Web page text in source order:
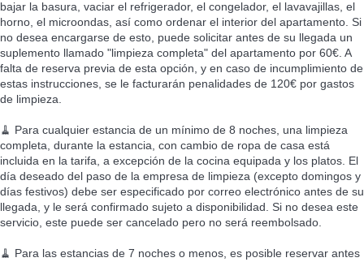
bajar la basura, vaciar el refrigerador, el congelador, el lavavajillas, el
horno, el microondas, así como ordenar el interior del apartamento. Si
no desea encargarse de esto, puede solicitar antes de su llegada un
suplemento llamado "limpieza completa" del apartamento por 60€. A
falta de reserva previa de esta opción, y en caso de incumplimiento de
estas instrucciones, se le facturarán penalidades de 120€ por gastos
de limpieza.
🧹 Para cualquier estancia de un mínimo de 8 noches, una limpieza
completa, durante la estancia, con cambio de ropa de casa está
incluida en la tarifa, a excepción de la cocina equipada y los platos. El
día deseado del paso de la empresa de limpieza (excepto domingos y
días festivos) debe ser especificado por correo electrónico antes de su
llegada, y le será confirmado sujeto a disponibilidad. Si no desea este
servicio, este puede ser cancelado pero no será reembolsado.
🧹 Para las estancias de 7 noches o menos, es posible reservar antes